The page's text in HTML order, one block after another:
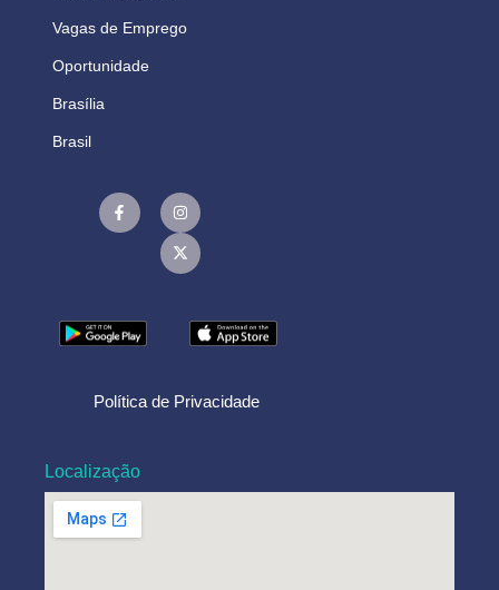
Vagas de Emprego
Oportunidade
Brasília
Brasil
Política de Privacidade
Localização